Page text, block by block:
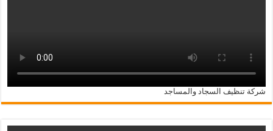
شركة تنظيف السجاد والمساجد